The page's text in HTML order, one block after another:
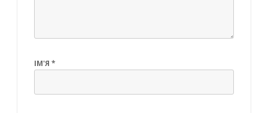
ІМ'Я *